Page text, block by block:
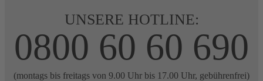
UNSERE HOTLINE:
0800 60 60 690
(montags bis freitags von 9.00 Uhr bis 17.00 Uhr, gebührenfrei)